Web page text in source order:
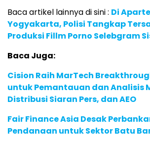
Baca artikel lainnya di sini : Di
Yogyakarta, Polisi Tangkap
Produksi Fillm Porno Selebgram
Baca Juga:
Cision Raih MarTech
untuk Pemantauan dan Analisis
Distribusi Siaran Pers, dan AEO
Fair Finance Asia Desak
Pendanaan untuk Sektor Batu